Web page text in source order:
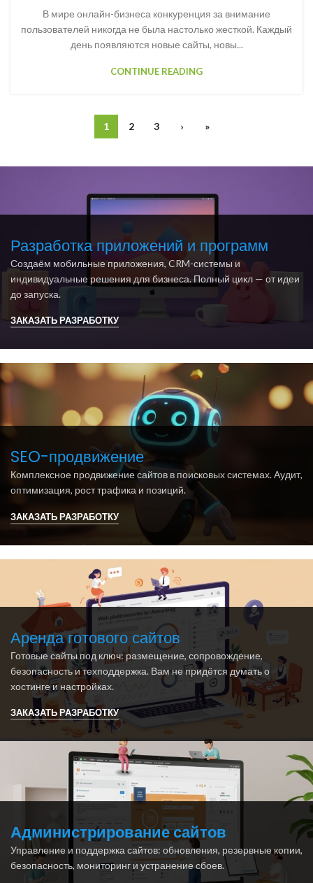
В мире онлайн-бизнеса конкуренция за внимание
пользователей никогда не была настолько жесткой. Каждый
день появляются новые сайты, новы...
CONTINUE READING
1 2 3 › »
Разработка приложений и программ
Создаём мобильные приложения, CRM-системы и
индивидуальные решения для бизнеса. Полный цикл — от идеи
до запуска.
ЗАКАЗАТЬ РАЗРАБОТКУ
SEO-продвижение
Комплексное продвижение сайтов в поисковых системах. Аудит,
оптимизация, рост трафика и позиций.
ЗАКАЗАТЬ РАЗРАБОТКУ
Аренда готового сайтов
Готовые сайты под ключ: размещение, сопровождение,
безопасность и техподдержка. Вам не придётся думать о
хостинге и настройках.
ЗАКАЗАТЬ РАЗРАБОТКУ
Администрирование сайтов
Управление и поддержка сайтов: обновления, резервные копии,
безопасность, мониторинг и устранение сбоев.